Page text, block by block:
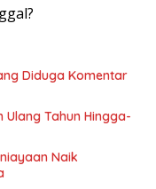
Diduga Komentar
Ulang Tahun Hingga-
Naik